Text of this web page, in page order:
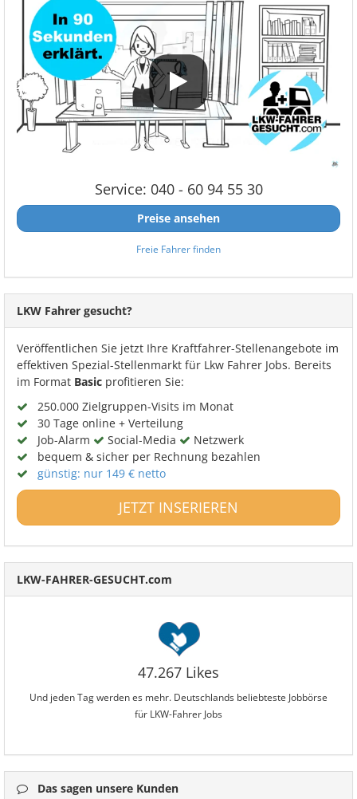
Service: 040 - 60 94 55 30
Preise ansehen
Freie Fahrer finden
LKW Fahrer gesucht?
Veröffentlichen Sie jetzt Ihre Kraftfahrer-Stellenangebote im
effektiven Spezial-Stellenmarkt für Lkw Fahrer Jobs. Bereits
im Format Basic profitieren Sie:
250.000 Zielgruppen-Visits im Monat
30 Tage online + Verteilung
Job-Alarm
Social-Media
Netzwerk
bequem & sicher per Rechnung bezahlen
günstig: nur 149 € netto
JETZT INSERIEREN
LKW-FAHRER-GESUCHT.com
47.267 Likes
Und jeden Tag werden es mehr. Deutschlands beliebteste Jobbörse
für LKW-Fahrer Jobs
Das sagen unsere Kunden